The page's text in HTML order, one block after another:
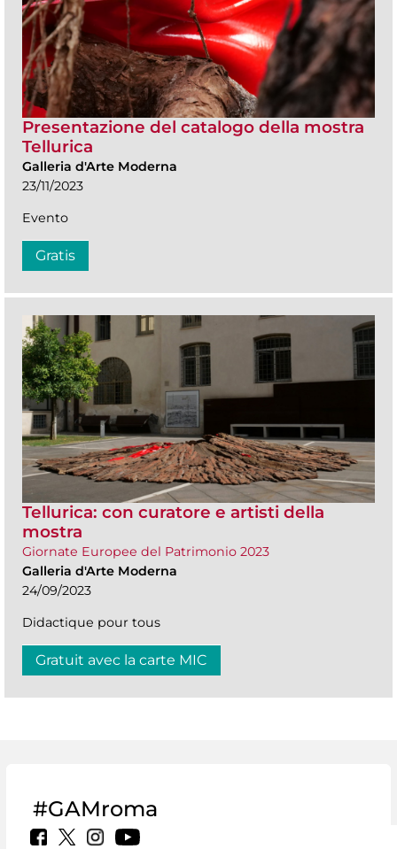
Presentazione del catalogo della mostra
Tellurica
Galleria d'Arte Moderna
23/11/2023
Evento
Gratis
Tellurica: con curatore e artisti della
mostra
Giornate Europee del Patrimonio 2023
Galleria d'Arte Moderna
24/09/2023
Didactique pour tous
Gratuit avec la carte MIC
#GAMroma